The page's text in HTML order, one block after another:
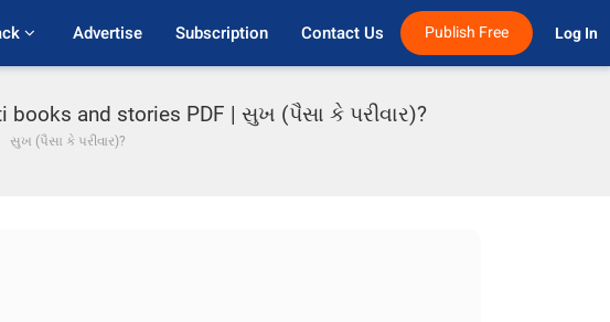
Advertise Subscription Contact Us Publish Free Log In
books and stories PDF | સુખ (પૈસા કે પરીવાર)?
સુખ (પૈસા કે પરીવાર)?